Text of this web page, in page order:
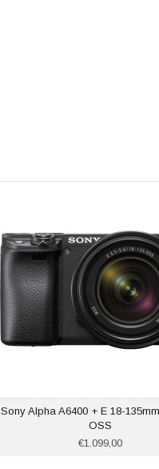
Sony Alpha A6400 + E 18-
OSS
€1.099,00